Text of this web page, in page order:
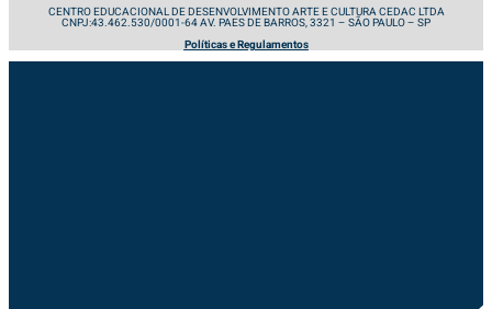
CENTRO EDUCACIONAL DE DESENVOLVIMENTO ARTE E CULTURA CEDAC LTDA
CNPJ:43.462.530/0001-64 AV. PAES DE BARROS, 3321 – SÃO PAULO – SP
Políticas e Regulamentos